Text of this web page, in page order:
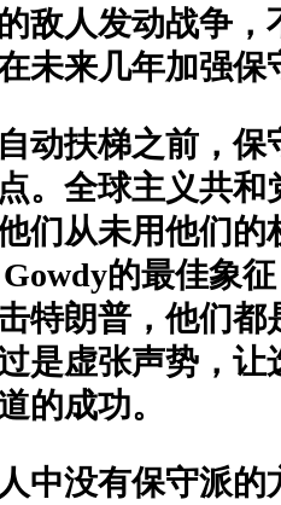
敌人发动战争，
未来几年加强保
动扶梯之前，保
。全球主义共和
们从未用他们的
的最佳象
特朗普，他们都
是虚张声势，让
的成功。
中没有保守派的